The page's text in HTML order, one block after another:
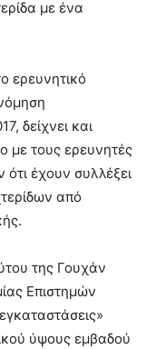
με ένα
ερευνητικό
δείχνει και
με τους ερευνητές
έχουν συλλέξει
από
της Γουχάν
Επιστημών
ύψους εμβαδού